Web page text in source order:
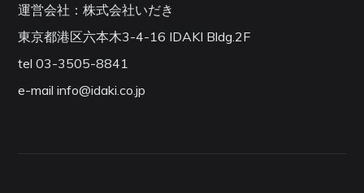
運営会社：株式会社いだき
東京都港区六本木3-4-16 IDAKI Bldg.2F
tel 03-3505-8841
e-mail info@idaki.co.jp